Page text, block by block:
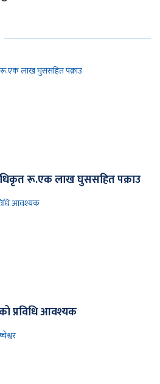
रू.एक लाख घुससहित पक्राउ
प्रविधि आवश्यक